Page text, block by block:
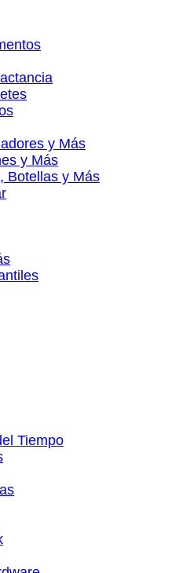
y Más
y Más
Botellas y Más
Tiempo